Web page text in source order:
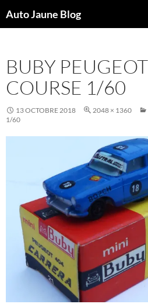
Auto Jaune Blog
BUBY
COURSE 1/60
13 OCTOBRE 2018 2048 × 1360
1/60